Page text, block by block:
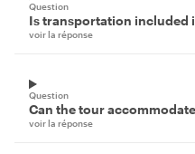
Question
Is transportation included
voir la réponse
Question
Can the tour
voir la réponse